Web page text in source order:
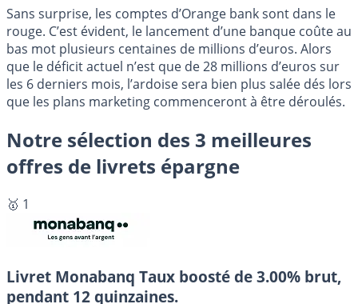
Sans surprise, les comptes d’Orange bank sont dans le
rouge. C’est évident, le lancement d’une banque coûte au
bas mot plusieurs centaines de millions d’euros. Alors
que le déficit actuel n’est que de 28 millions d’euros sur
les 6 derniers mois, l’ardoise sera bien plus salée dés lors
que les plans marketing commenceront à être déroulés.
Notre sélection des 3 meilleures
offres de livrets épargne
🥇 1
Livret Monabanq Taux boosté de 3.00% brut,
pendant 12 quinzaines.